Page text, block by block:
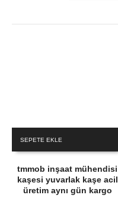
SEPETE EKLE
tmmob inşaat mühendisi
kaşesi yuvarlak kaşe acil
üretim aynı gün kargo